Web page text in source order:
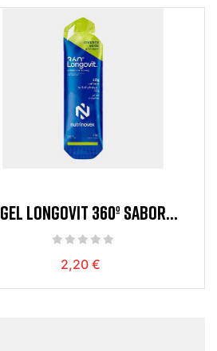
GEL LONGOVIT 360º SABOR
MANZANA/V
2,20 €